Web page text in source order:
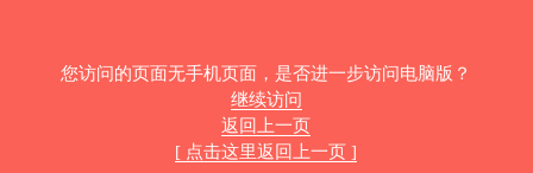
您访问的页面无手机页面，是否进一步访问电脑版？
继续访问
返回上一页
[ 点击这里返回上一页 ]